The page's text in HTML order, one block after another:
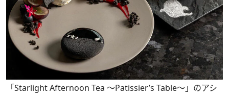
「Starlight Afternoon Tea ～Patissier’s Table～」のアシ